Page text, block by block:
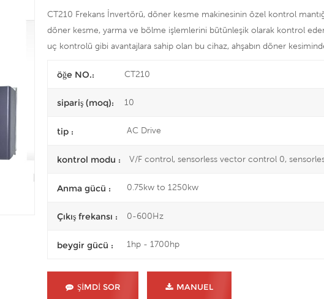
CT210 Frekans İnvertörü, döner kesme makinesinin özel kontrol
döner kesme, yarma ve bölme işlemlerini bütünleşik olarak kontrol
uç kontrolü gibi avantajlara sahip olan bu cihaz, ahşabın döner kesiminde
öğe NO.: CT210
sipariş (moq): 10
tip : AC Drive
kontrol modu : V/F control, sensorless vector control 0,
Anma gücü : 0.75kw to 1250kw
Çıkış frekansı : 0-600Hz
beygir gücü : 1hp - 1700hp
ŞIMDI SOR MANUEL